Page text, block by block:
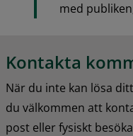
med
Kontakta
När du inte kan lösa
du välkommen att
post eller fysiskt